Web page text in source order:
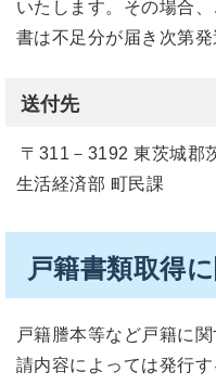
いたします。その場合
書は不足分が届き次第発
送付先
〒311－3192 東茨城郡
生活経済部 町民課
戸籍書類取得
戸籍謄本等など戸籍に
請内容によっては発行